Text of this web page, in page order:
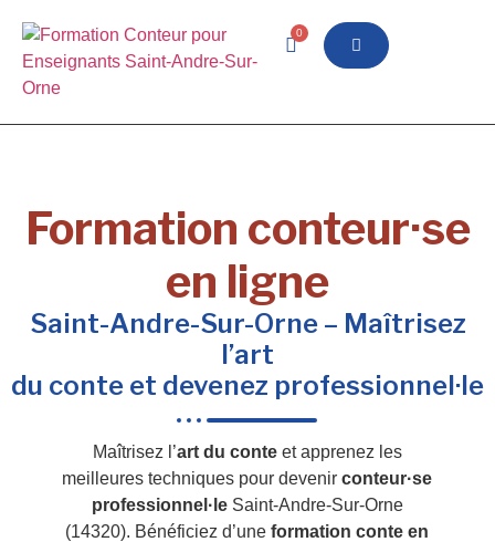
0
Formation conteur·se
en ligne
Saint-Andre-Sur-Orne – Maîtrisez
l’art
du conte et devenez professionnel·le
Maîtrisez l’art du conteet apprenez les
meilleures techniques pour devenirconteur·se
professionnel·leSaint-Andre-Sur-Orne
(14320). Bénéficiez d’uneformation conte en